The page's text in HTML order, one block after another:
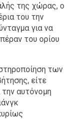
της χώρας, ο
του την
για να
του ορίου
των
είτε
την αυτόνομη